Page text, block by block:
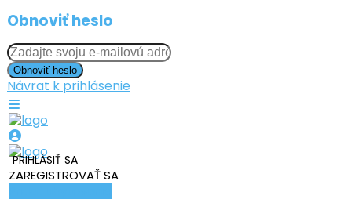
Obnoviť heslo
Obnoviť heslo
Návrat k prihlásenie
PRIHLÁSIŤ SA
ZAREGISTROVAŤ SA